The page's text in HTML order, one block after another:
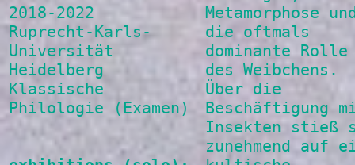
2018-2022
Ruprecht-Karls-
Universität
Heidelberg
Klassische
Philologie (Examen)
Metamorphose
die oftmals
dominante Rolle
des Weibchens.
Über die
Beschäftigung
Insekten stieß
zunehmend auf